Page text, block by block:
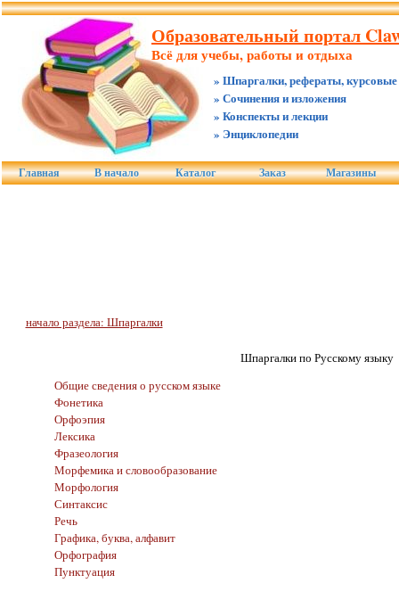
Образовательный портал
Всё для учебы, работы и отдыха
» Шпаргалки, рефераты, курсовые
» Сочинения и изложения
» Конспекты и лекции
» Энциклопедии
Главная В начало Каталог Заказ Магазины
начало раздела: Шпаргалки
Шпаргалки по Русскому языку
Общие сведения о русском языке
Фонетика
Орфоэпия
Лексика
Фразеология
Морфемика и словообразование
Морфология
Синтаксис
Речь
Графика, буква, алфавит
Орфография
Пунктуация